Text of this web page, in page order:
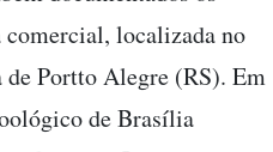
comercial, localizada no
Portto Alegre (RS). Em
de Brasília